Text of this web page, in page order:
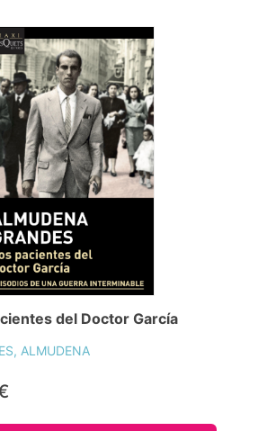
del Doctor García
ALMUDENA